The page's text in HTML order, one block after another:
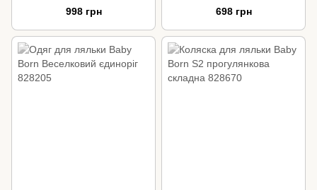
998 грн
брязкальцем всередині 30 см
702932
698 грн